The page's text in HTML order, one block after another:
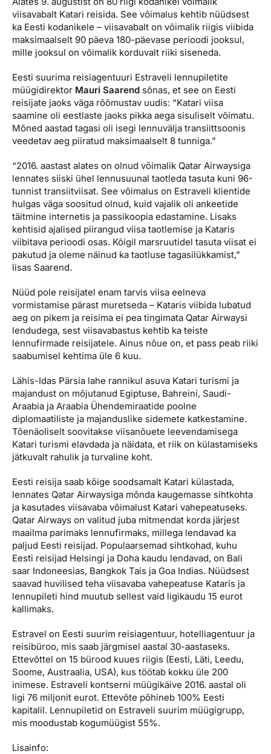
Reisitarvete e-pood
Airalo eSIM
Reisija meelespea
Kuldkaart
Platinum Club
Püsisoodustused
Boonuspunktid
Meist
Ettevõttest, kontaktid, reisikonsultandi teenus, tule
tööle, uudised...
Ettevõttest
Kontaktid
Reisikonsultandi teenus
Tule tööle
Uudised
viisavabalt Katari reisida. See võimalus kehtib nüüdsest
ka Eesti kodanikele – viisavabalt on võimalik riigis viibida
maksimaalselt 90 päeva 180-päevase perioodi jooksul,
mille jooksul on võimalik korduvalt riiki siseneda.
Eesti suurima reisiagentuuri Estraveli lennupiletite
müügidirektor Mauri Saarend sõnas, et see on Eesti
reisijate jaoks väga rõõmustav uudis: “Katari viisa
saamine oli eestlaste jaoks pikka aega sisuliselt võimatu.
Mõned aastad tagasi oli isegi lennuvälja transiittsoonis
veedetav aeg piiratud maksimaalselt 8 tunniga.”
“2016. aastast alates on olnud võimalik Qatar Airwaysiga
lennates siiski ühel lennusuunal taotleda tasuta kuni 96-
tunnist transiitviisat. See võimalus on Estraveli klientide
hulgas väga soositud olnud, kuid vajalik oli ankeetide
täitmine internetis ja passikoopia edastamine. Lisaks
kehtisid ajalised piirangud viisa taotlemise ja Kataris
viibitava perioodi osas. Kõigil marsruutidel tasuta viisat ei
pakutud ja oleme näinud ka taotluse tagasilükkamist,”
lisas Saarend.
Nüüd pole reisijatel enam tarvis viisa eelneva
vormistamise pärast muretseda – Kataris viibida lubatud
aeg on pikem ja reisima ei pea tingimata Qatar Airwaysi
lendudega, sest viisavabastus kehtib ka teiste
lennufirmade reisijatele. Ainus nõue on, et pass peab riiki
saabumisel kehtima üle 6 kuu.
Lähis-Idas Pärsia lahe rannikul asuva Katari turismi ja
majandust on mõjutanud Egiptuse, Bahreini, Saudi-
Araabia ja Araabia Ühendemiraatide poolne
diplomaatiliste ja majanduslike sidemete katkestamine.
Tõenäoliselt soovitakse viisanõuete leevendamisega
Katari turismi elavdada ja näidata, et riik on külastamiseks
jätkuvalt rahulik ja turvaline koht.
Eesti reisija saab kõige soodsamalt Katari külastada,
lennates Qatar Airwaysiga mõnda kaugemasse sihtkohta
ja kasutades viisavaba võimalust Katari vahepeatuseks.
Qatar Airways on valitud juba mitmendat korda järjest
maailma parimaks lennufirmaks, millega lendavad ka
paljud Eesti reisijad. Populaarsemad sihtkohad, kuhu
Eesti reisijad Helsingi ja Doha kaudu lendavad, on Bali
saar Indoneesias, Bangkok Tais ja Goa Indias. Nüüdsest
saavad huvilised teha viisavaba vahepeatuse Kataris ja
lennupileti hind muutub sellest vaid ligikaudu 15 eurot
kallimaks.
Estravel on Eesti suurim reisiagentuur, hotelliagentuur ja
reisibüroo, mis saab järgmisel aastal 30-aastaseks.
Ettevõttel on 15 bürood kuues riigis (Eesti, Läti, Leedu,
Soome, Austraalia, USA), kus töötab kokku üle 200
inimese. Estraveli kontserni müügikäive 2016. aastal oli
ligi 76 miljonit eurot. Ettevõte põhineb 100% Eesti
kapitalil. Lennupiletid on Estraveli suurim müügigrupp,
mis moodustab kogumüügist 55%.
Lisainfo: